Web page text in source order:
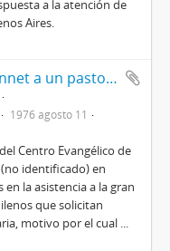
a la atención de
Aires.
Carta de Adelina Gonnet a un pastor (no identificado)
1976 agosto 11
Centro Evangélico de
identificado) en
la asistencia a la gran
que solicitan
motivo por el cual ...